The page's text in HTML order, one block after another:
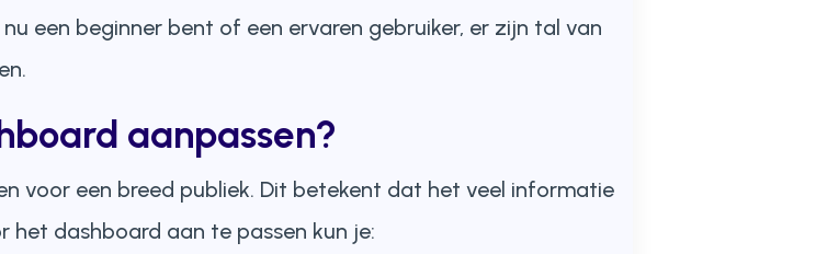
een beginner bent of een ervaren gebruiker, er zijn tal van
aanpassen?
voor een breed publiek. Dit betekent dat het veel informatie
het dashboard aan te passen kun je: